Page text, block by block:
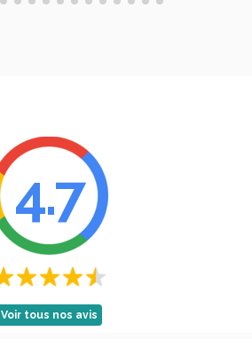
4.7
Voir tous nos avis